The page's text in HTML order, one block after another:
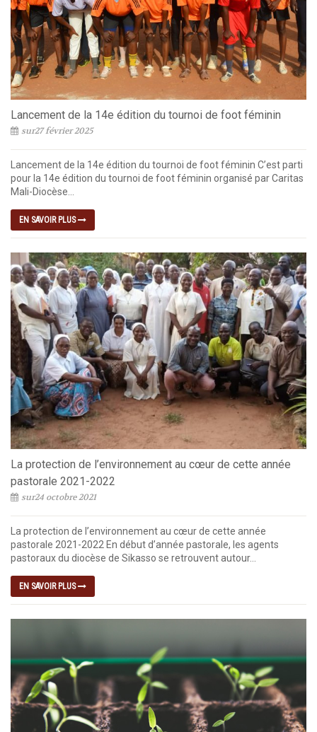
Lancement de la 14e édition du tournoi de foot féminin
sur27 février 2025
Lancement de la 14e édition du tournoi de foot féminin C’est parti
pour la 14e édition du tournoi de foot féminin organisé par Caritas
Mali-Diocèse...
EN SAVOIR PLUS
La protection de l’environnement au cœur de cette année
pastorale 2021-2022
sur24 octobre 2021
La protection de l’environnement au cœur de cette année
pastorale 2021-2022 En début d’année pastorale, les agents
pastoraux du diocèse de Sikasso se retrouvent autour...
EN SAVOIR PLUS